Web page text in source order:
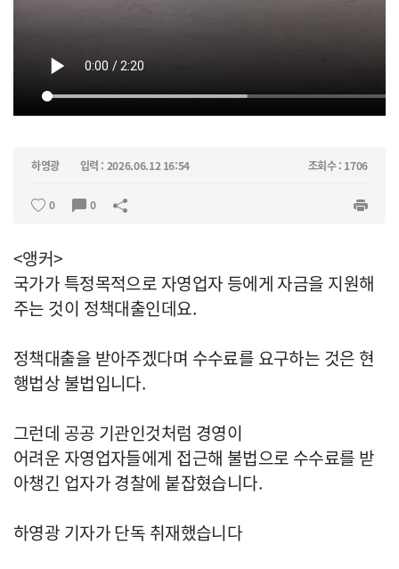
하영광 입력 : 2026.06.12 16:54 조회수 : 1706
0 0
<앵커>
국가가 특정목적으로 자영업자 등에게 자금을 지원해
주는 것이 정책대출인데요.
정책대출을 받아주겠다며 수수료를 요구하는 것은 현
행법상 불법입니다.
그런데 공공 기관인것처럼 경영이
어려운 자영업자들에게 접근해 불법으로 수수료를 받
아챙긴 업자가 경찰에 붙잡혔습니다.
하영광 기자가 단독 취재했습니다